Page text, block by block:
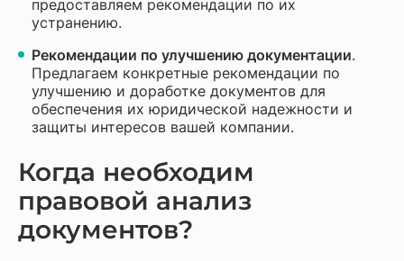
предоставляем рекомендации по их
устранению.
Рекомендации по улучшению документации.
Предлагаем конкретные рекомендации по
улучшению и доработке документов для
обеспечения их юридической надежности и
защиты интересов вашей компании.
Когда необходим
правовой анализ
документов?